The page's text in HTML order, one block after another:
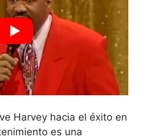
Harvey hacia el éxito en
es una